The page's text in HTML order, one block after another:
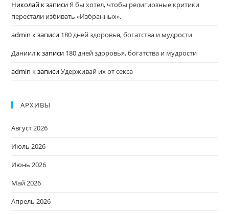
Николай к записиЯ бы хотел, чтобы религиозные критики
перестали избивать «Избранных».
admin к записи 180 дней здоровья, богатства и мудрости
Даниил к записи 180 дней здоровья, богатства и мудрости
admin к записиУдерживай их от секса
АРХИВЫ
Август 2026
Июль 2026
Июнь 2026
Май 2026
Апрель 2026